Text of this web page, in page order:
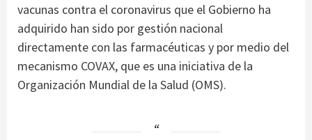
vacunas contra el coronavirus que el Gobierno ha
adquirido han sido por gestión nacional
directamente con las farmacéuticas y por medio del
mecanismo COVAX, que es una iniciativa de la
Organización Mundial de la Salud (OMS).